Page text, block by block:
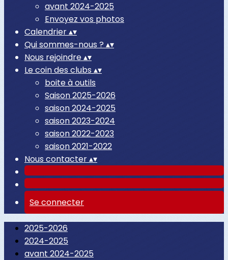
avant 2024-2025
Envoyez vos photos
Calendrier▴▾
Qui sommes-nous ? ▴▾
Nous rejoindre▴▾
Le coin des clubs ▴▾
boite à outils
Saison 2025-2026
saison 2024-2025
saison 2023-2024
saison 2022-2023
saison 2021-2022
Nous contacter▴▾
Se connecter
2025-2026
2024-2025
avant 2024-2025